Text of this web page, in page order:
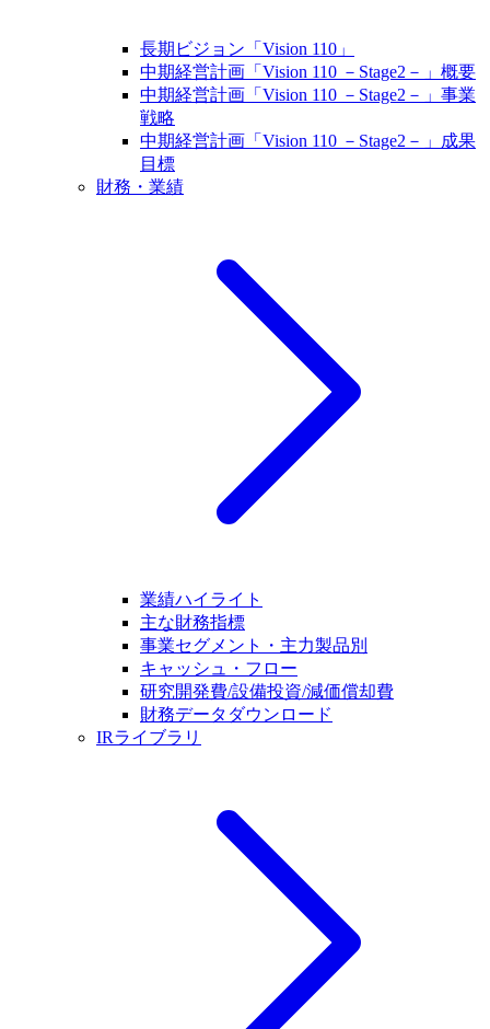
長期ビジョン「Vision 110」
中期経営計画「Vision 110 －Stage2－」概要
中期経営計画「Vision 110 －Stage2－」事業
戦略
中期経営計画「Vision 110 －Stage2－」成果
目標
財務・業績
業績ハイライト
主な財務指標
事業セグメント・主力製品別
キャッシュ・フロー
研究開発費/設備投資/減価償却費
財務データダウンロード
IRライブラリ